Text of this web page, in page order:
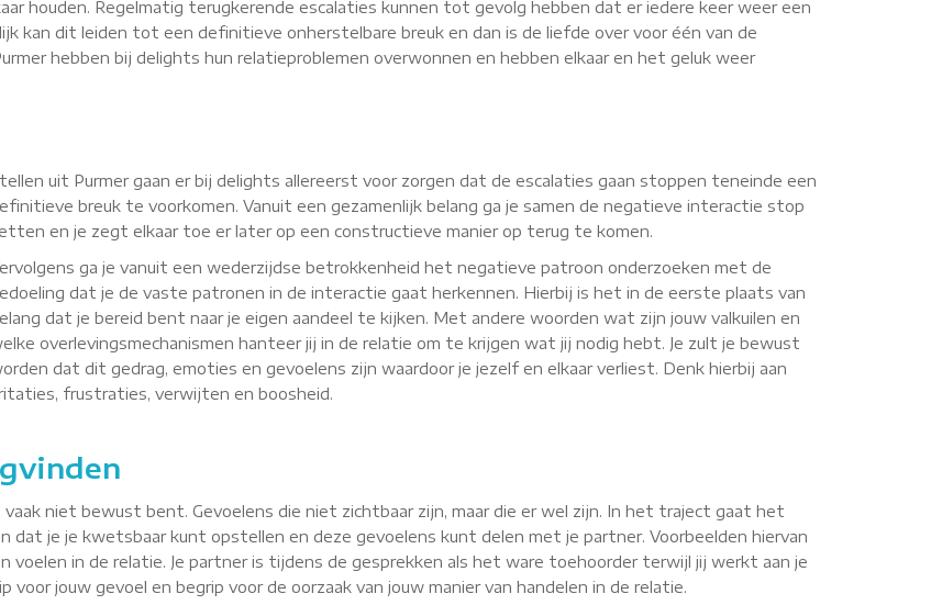
houden. Regelmatig terugkerende escalaties kunnen tot gevolg hebben dat er iedere keer weer een
kan dit leiden tot een definitieve onherstelbare breuk en dan is de liefde over voor één van de
hebben bij delights hun relatieproblemen overwonnen en hebben elkaar en het geluk weer
uit Purmer gaan er bij delights allereerst voor zorgen dat de escalaties gaan stoppen teneinde een
breuk te voorkomen. Vanuit een gezamenlijk belang ga je samen de negatieve interactie stop
en je zegt elkaar toe er later op een constructieve manier op terug te komen.
ga je vanuit een wederzijdse betrokkenheid het negatieve patroon onderzoeken met de
dat je de vaste patronen in de interactie gaat herkennen. Hierbij is het in de eerste plaats van
dat je bereid bent naar je eigen aandeel te kijken. Met andere woorden wat zijn jouw valkuilen en
overlevingsmechanismen hanteer jij in de relatie om te krijgen wat jij nodig hebt. Je zult je bewust
dat dit gedrag, emoties en gevoelens zijn waardoor je jezelf en elkaar verliest. Denk hierbij aan
frustraties, verwijten en boosheid.
niet bewust bent. Gevoelens die niet zichtbaar zijn, maar die er wel zijn. In het traject gaat het
je je kwetsbaar kunt opstellen en deze gevoelens kunt delen met je partner. Voorbeelden hiervan
voelen in de relatie. Je partner is tijdens de gesprekken als het ware toehoorder terwijl jij werkt aan je
jouw gevoel en begrip voor de oorzaak van jouw manier van handelen in de relatie.